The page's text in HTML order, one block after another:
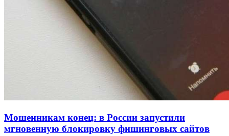
Волгоградские компании нарастили экспорт:
заключены контракты на 3,6 млн долларов
Мошенникам конец: в России запустили
мгновенную блокировку фишинговых сайтов